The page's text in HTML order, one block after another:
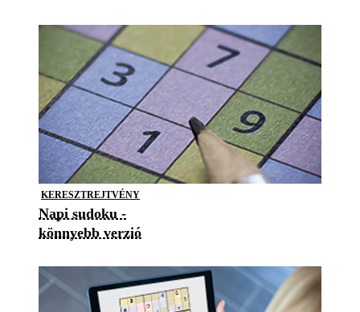
KERESZTREJTVÉNY
Napi sudoku -
könnyebb verzió